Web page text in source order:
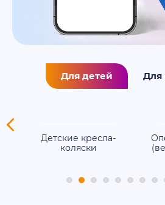
Для детей Для
Детские кресла-
коляски